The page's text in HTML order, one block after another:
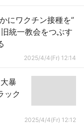
にワクチン接種を”
2025/4/4(Fr) 12:14
暴
ック
2025/4/4(Fr) 12:12